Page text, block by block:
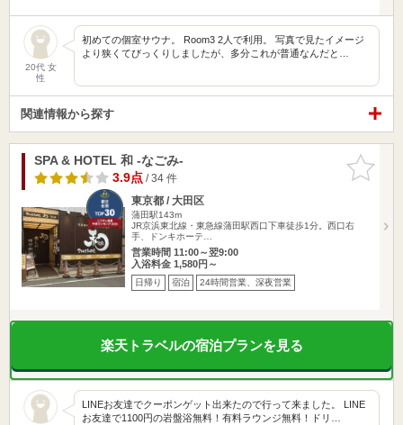
20代 女
性
初めての個室サウナ。 Room3 2人で利用。 写真で見たイメージ
より狭くてびっくりしましたが、多分これが普通なんだと…
関連情報から探す
お気に入
りに追加
SPA & HOTEL 和 -なごみ-
3.9点/ 34 件
東京都 / 大田区
蒲田駅143m
JR京浜東北線・東急線蒲田駅西口下車徒歩1分。西口右
手、ドンキホーテ…
営業時間 11:00～翌9:00
入浴料金 1,580円～
日帰り 宿泊 24時間営業、深夜営業
楽天トラベルの宿泊プランを見る
LINEお友達でクーポンゲット出来たので行って来ました。 LINE
お友達で1100円の岩盤浴無料！有料ラウンジ無料！ドリ…